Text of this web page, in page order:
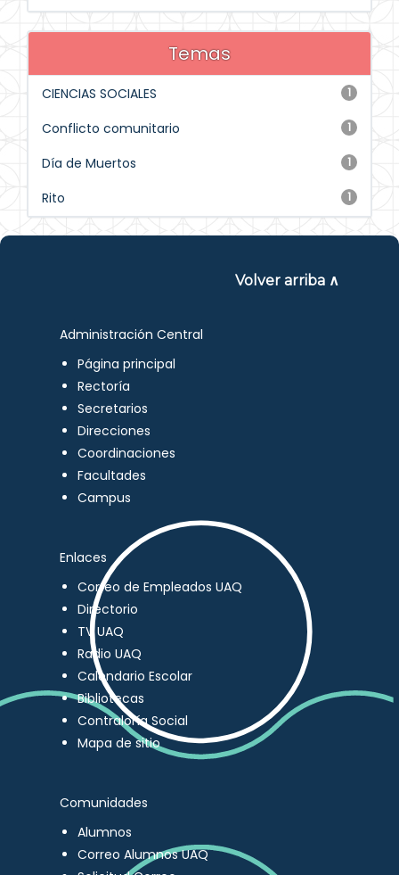
Temas
1
CIENCIAS SOCIALES
1
Conflicto comunitario
1
Día de Muertos
1
Rito
Volver arriba ∧
Administración Central
Página principal
Rectoría
Secretarios
Direcciones
Coordinaciones
Facultades
Campus
Enlaces
Correo de Empleados UAQ
Directorio
TV UAQ
Radio UAQ
Calendario Escolar
Bibliotecas
Contraloría Social
Mapa de sitio
Comunidades
Alumnos
Correo Alumnos UAQ